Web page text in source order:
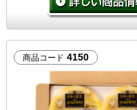
商品コード 4150